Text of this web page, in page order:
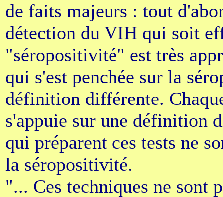
de faits majeurs : tout
détection du VIH qui soit
"séropositivité" est très
qui s'est penchée sur la
définition différente.
s'appuie sur une définition
qui préparent ces tests ne
la séropositivité.
"... Ces techniques ne sont